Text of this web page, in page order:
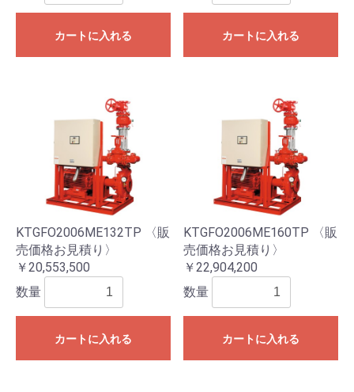
カートに入れる カートに入れる
KTGFO2006ME132TP 〈販
売価格お見積り〉
￥20,553,500
数量
カートに入れる
KTGFO2006ME160TP 〈販
売価格お見積り〉
￥22,904,200
数量
カートに入れる